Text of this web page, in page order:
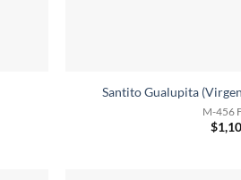
Santito Gualupita
M-456
$